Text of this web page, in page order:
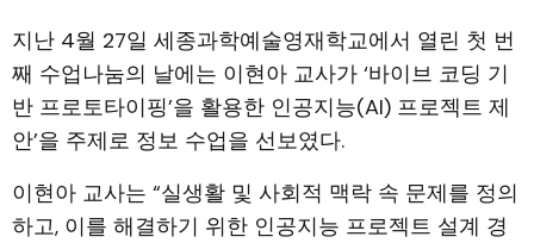
지난 4월 27일 세종과학예술영재학교에서 열린 첫 번
째 수업나눔의 날에는 이현아 교사가 ‘바이브 코딩 기
반 프로토타이핑’을 활용한 인공지능(AI) 프로젝트 제
안’을 주제로 정보 수업을 선보였다.
이현아 교사는 “실생활 및 사회적 맥락 속 문제를 정의
하고, 이를 해결하기 위한 인공지능 프로젝트 설계 경